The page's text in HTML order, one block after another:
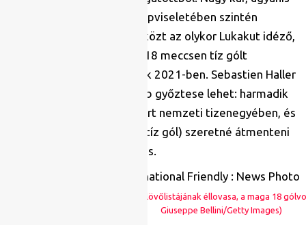
a Napoliban és a hazája képviseletében szintén
megállíthatatlan, többek közt az olykor Lukakut idéző,
félpályájáról induló szólói 18 meccsen tíz gólt
eredményezett Nigériának 2021-ben. Sebastien Haller
viszont a torna legnagyobb győztese lehet: harmadik
évét kezdi Elefántcsontpart nemzeti tizenegyében, és
a BL-formáját (hat meccs, tíz gól) szeretné átmenteni
a következő egy hónapra is.
Samuel Eto’o – az ANK örök góllövőlistájának éllovasa, a maga 18
Giuseppe Bellini/Getty Images)